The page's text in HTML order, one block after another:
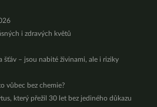
i zdravých květů
šťáv – jsou nabité živinami, ale i riziky
vůbec bez chemie?
který přežil 30 let bez jediného důkazu